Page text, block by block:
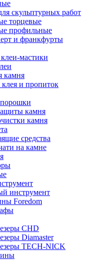
скульптурных работ
торцевые
профильные
и франкфурты
мастики
камня
и пропиток
камня
камня
средства
на камне
инструмент
Foredom
CHD
Diamaster
TECH-NICK